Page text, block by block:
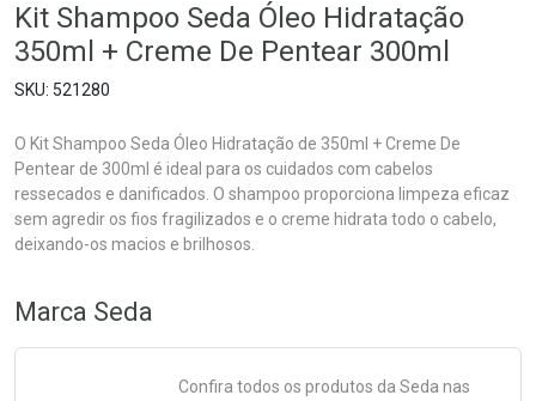
Kit Shampoo Seda Óleo Hidratação
350ml + Creme De Pentear 300ml
521280
O Kit Shampoo Seda Óleo Hidratação de 350ml + Creme De
Pentear de 300ml é ideal para os cuidados com cabelos
ressecados e danificados. O shampoo proporciona limpeza eficaz
sem agredir os fios fragilizados e o creme hidrata todo o cabelo,
deixando-os macios e brilhosos.
Marca Seda
Confira todos os produtos da Seda nas